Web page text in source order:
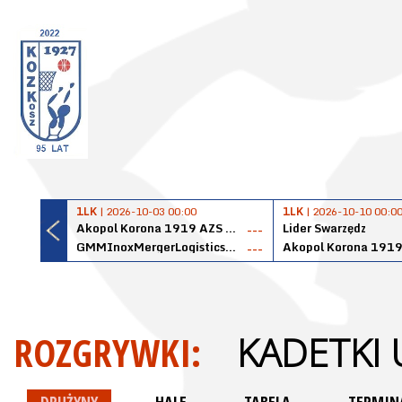
1LK | 2026-10-03 00:00
Akopol Korona 1919 AZS PK Kraków
---
GMMInoxMergerLogisticsPanteryŁańcut
---
1LK | 2026-10-10 00:00
Lider Swarzędz
ROZGRYWKI: KADETKI